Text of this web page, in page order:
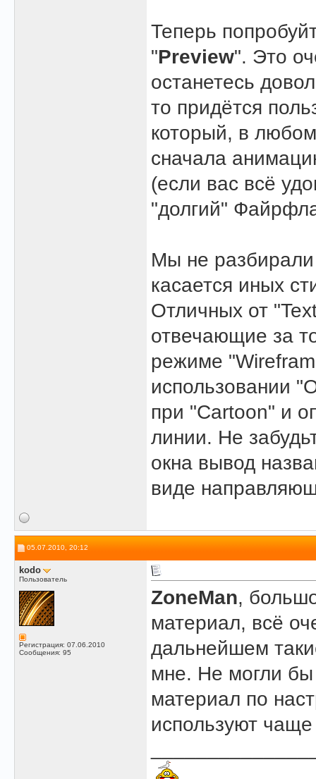
Теперь
"Preview". Это
останетесь
то придётся
который, в
сначала
(если вас всё
"долгий"
Мы не разбирали
касается иных
Отличных от
отвечающие за
режиме
использовании
при "Cartoon" и
линии. Не
окна вывод
виде
05.07.2010, 20:12
kodo
Пользователь
Регистрация: 07.06.2010
Сообщения: 95
ZoneMan,
материал, всё
дальнейшем
мне. Не могли
материал по
используют чаще